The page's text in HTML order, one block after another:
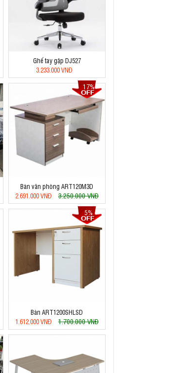
Ghế tay gập DJ527
3.233.000 VNĐ
17%
Bàn văn phòng ART120M3D
2.691.000 VNĐ
3.250.000 VNĐ
5%
Bàn ART1200SHLSD
1.612.000 VNĐ
1.700.000 VNĐ